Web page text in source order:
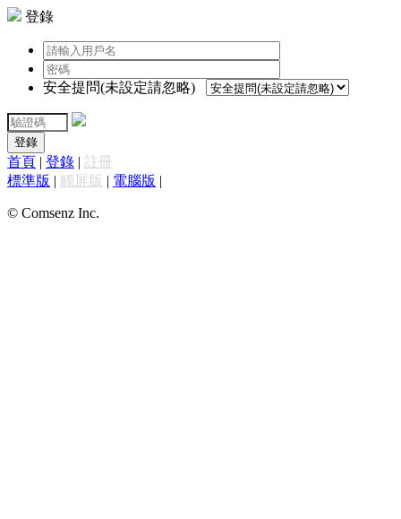
登錄
安全提問(未設定請忽略)
登錄
首頁 | 登錄 | 註冊
標準版 | 觸屏版 | 電腦版 |
© Comsenz Inc.